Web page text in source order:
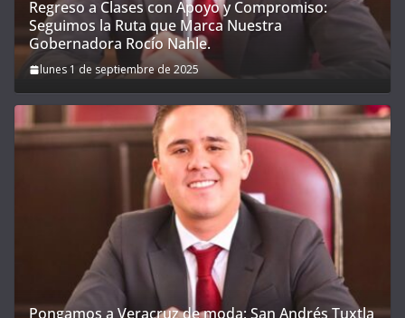
Regreso a Clases con Apoyo y Compromiso:
Seguimos la Ruta que Marca Nuestra
Gobernadora Rocío Nahle.
lunes 1 de septiembre de 2025
Pongamos a Veracruz de moda; San Andrés Tuxtla